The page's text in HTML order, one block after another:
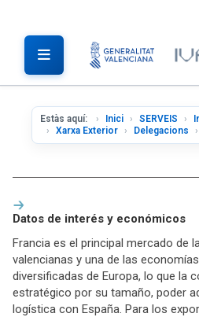
Estàs aquí: Inici SERVEIS
Xarxa Exterior
Delegacions
Datos de interés y económicos
Francia es el principal mercado de
valencianas y una de las
diversificadas de Europa, lo que la
estratégico por su tamaño, poder
logística con España. Para los